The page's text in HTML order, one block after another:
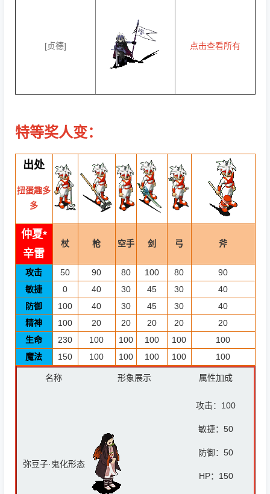
[贞德] 点击查看所有
特等奖人变：
出处
扭蛋趣多
多
仲夏*
辛雷
杖 枪 空手 剑 弓 斧
攻击 50 90 80 100 80
90
敏捷
0 40 30 45 30
40
防御
100 40 30 45 30
40
精神
100 20 20 20 20
20
生命
230 100 100 100 100
100
魔法
150 100 100 100 100 100
名称 形象展示 属性加成
弥豆子·鬼化形态
攻击： 100
敏捷： 50
防御： 50
HP： 150